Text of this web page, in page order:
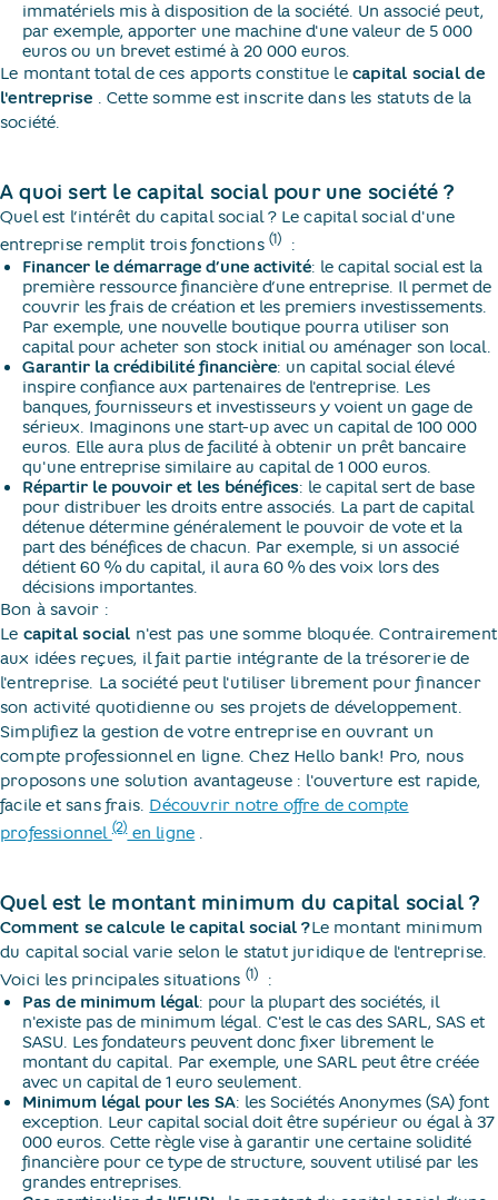
immatériels mis à disposition de la société. Un associé peut,
par exemple, apporter une machine d'une valeur de 5 000
euros ou un brevet estimé à 20 000 euros.
Le montant total de ces apports constitue le capital social de
l'entreprise ​. Cette somme est inscrite dans les statuts de la
société.
A quoi sert le capital social pour une société ?
Quel est l’intérêt du capital social ? Le capital social d'une
entreprise remplit trois fonctions (1)
​ :
Financer le démarrage d’une activité: le capital social est la
première ressource financière d’une entreprise. Il permet de
couvrir les frais de création et les premiers investissements.
Par exemple, une nouvelle boutique pourra utiliser son
capital pour acheter son stock initial ou aménager son local.
Garantir la crédibilité financière: un capital social élevé
inspire confiance aux partenaires de l'entreprise. Les
banques, fournisseurs et investisseurs y voient un gage de
sérieux. Imaginons une start-up avec un capital de 100 000
euros. Elle aura plus de facilité à obtenir un prêt bancaire
qu'une entreprise similaire au capital de 1 000 euros.
Répartir le pouvoir et les bénéfices: le capital sert de base
pour distribuer les droits entre associés. La part de capital
détenue détermine généralement le pouvoir de vote et la
part des bénéfices de chacun. Par exemple, si un associé
détient 60 % du capital, il aura 60 % des voix lors des
décisions importantes.
Bon à savoir :
Le capital social n'est pas une somme bloquée. Contrairement
aux idées reçues, il fait partie intégrante de la trésorerie de
l'entreprise. La société peut l'utiliser librement pour financer
son activité quotidienne ou ses projets de développement.
Simplifiez la gestion de votre entreprise en ouvrant un
compte professionnel en ligne. Chez Hello bank! Pro, nous
proposons une solution avantageuse : l'ouverture est rapide,
facile et sans frais. Découvrir notre offre de compte
professionnel(2)en ligne ​.
Quel est le montant minimum du capital social ?
Comment se calcule le capital social ?Le montant minimum
du capital social varie selon le statut juridique de l'entreprise.
Voici les principales situations (1)
​ :
Pas de minimum légal: pour la plupart des sociétés, il
n'existe pas de minimum légal. C'est le cas des SARL, SAS et
SASU. Les fondateurs peuvent donc fixer librement le
montant du capital. Par exemple, une SARL peut être créée
avec un capital de 1 euro seulement.
Minimum légal pour les SA: les Sociétés Anonymes (SA) font
exception. Leur capital social doit être supérieur ou égal à 37
000 euros. Cette règle vise à garantir une certaine solidité
financière pour ce type de structure, souvent utilisé par les
grandes entreprises.